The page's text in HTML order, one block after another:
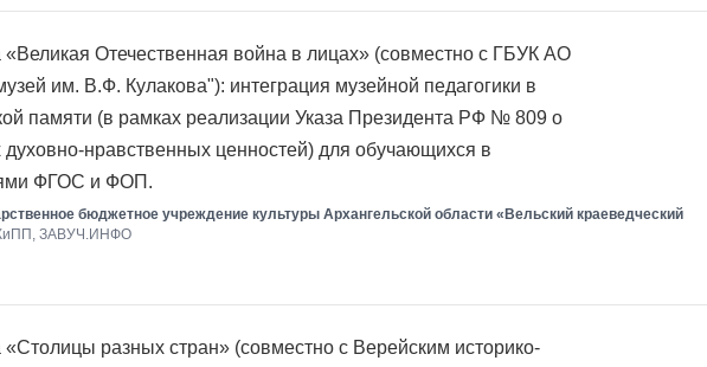
Отечественная война в лицах» (совместно с ГБУК АО
им. В.Ф. Кулакова"): интеграция музейной педагогики в
памяти (в рамках реализации Указа Президента РФ № 809 о
нравственных ценностей) для обучающихся в
ФГОС и ФОП.
бюджетное учреждение культуры Архангельской области «Вельский краеведческий
ЗАВУЧ.ИНФО
разных стран» (совместно с Верейским историко-